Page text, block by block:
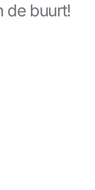
de buurt!